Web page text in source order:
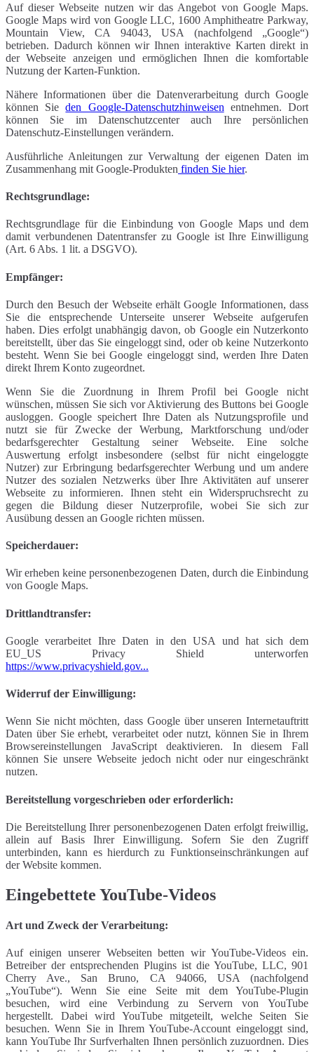
Auf dieser Webseite nutzen wir das Angebot von Google Maps.
Google Maps wird von Google LLC, 1600 Amphitheatre Parkway,
Mountain View, CA 94043, USA (nachfolgend „Google“)
betrieben. Dadurch können wir Ihnen interaktive Karten direkt in
der Webseite anzeigen und ermöglichen Ihnen die komfortable
Nutzung der Karten-Funktion.
Nähere Informationen über die Datenverarbeitung durch Google
können Sieden Google-Datenschutzhinweisen entnehmen. Dort
können Sie im Datenschutzcenter auch Ihre persönlichen
Datenschutz-Einstellungen verändern.
Ausführliche Anleitungen zur Verwaltung der eigenen Daten im
Zusammenhang mit Google-Produkten finden Sie hier.
Rechtsgrundlage:
Rechtsgrundlage für die Einbindung von Google Maps und dem
damit verbundenen Datentransfer zu Google ist Ihre Einwilligung
(Art. 6 Abs. 1 lit. a DSGVO).
Empfänger:
Durch den Besuch der Webseite erhält Google Informationen, dass
Sie die entsprechende Unterseite unserer Webseite aufgerufen
haben. Dies erfolgt unabhängig davon, ob Google ein Nutzerkonto
bereitstellt, über das Sie eingeloggt sind, oder ob keine Nutzerkonto
besteht. Wenn Sie bei Google eingeloggt sind, werden Ihre Daten
direkt Ihrem Konto zugeordnet.
Wenn Sie die Zuordnung in Ihrem Profil bei Google nicht
wünschen, müssen Sie sich vor Aktivierung des Buttons bei Google
ausloggen. Google speichert Ihre Daten als Nutzungsprofile und
nutzt sie für Zwecke der Werbung, Marktforschung und/oder
bedarfsgerechter Gestaltung seiner Webseite. Eine solche
Auswertung erfolgt insbesondere (selbst für nicht eingeloggte
Nutzer) zur Erbringung bedarfsgerechter Werbung und um andere
Nutzer des sozialen Netzwerks über Ihre Aktivitäten auf unserer
Webseite zu informieren. Ihnen steht ein Widerspruchsrecht zu
gegen die Bildung dieser Nutzerprofile, wobei Sie sich zur
Ausübung dessen an Google richten müssen.
Speicherdauer:
Wir erheben keine personenbezogenen Daten, durch die Einbindung
von Google Maps.
Drittlandtransfer:
Google verarbeitet Ihre Daten in den USA und hat sich dem
EU_US Privacy Shield unterworfen
https://www.privacyshield.gov...
Widerruf der Einwilligung:
Wenn Sie nicht möchten, dass Google über unseren Internetauftritt
Daten über Sie erhebt, verarbeitet oder nutzt, können Sie in Ihrem
Browsereinstellungen JavaScript deaktivieren. In diesem Fall
können Sie unsere Webseite jedoch nicht oder nur eingeschränkt
nutzen.
Bereitstellung vorgeschrieben oder erforderlich:
Die Bereitstellung Ihrer personenbezogenen Daten erfolgt freiwillig,
allein auf Basis Ihrer Einwilligung. Sofern Sie den Zugriff
unterbinden, kann es hierdurch zu Funktionseinschränkungen auf
der Website kommen.
Eingebettete YouTube-Videos
Art und Zweck der Verarbeitung:
Auf einigen unserer Webseiten betten wir YouTube-Videos ein.
Betreiber der entsprechenden Plugins ist die YouTube, LLC, 901
Cherry Ave., San Bruno, CA 94066, USA (nachfolgend
„YouTube“). Wenn Sie eine Seite mit dem YouTube-Plugin
besuchen, wird eine Verbindung zu Servern von YouTube
hergestellt. Dabei wird YouTube mitgeteilt, welche Seiten Sie
besuchen. Wenn Sie in Ihrem YouTube-Account eingeloggt sind,
kann YouTube Ihr Surfverhalten Ihnen persönlich zuzuordnen. Dies